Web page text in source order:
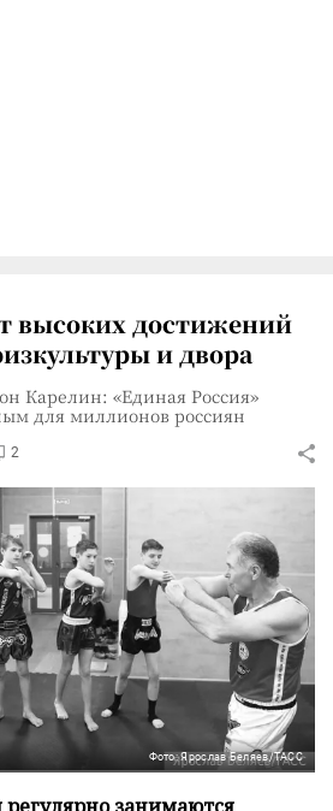
высоких достижений
и двора
Карелин: «Единая Россия»
для миллионов россиян
2
Фото: Ярослав Беляев/ТАСС